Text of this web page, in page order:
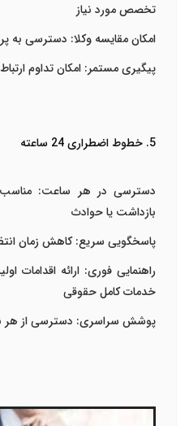
تخصص مورد نیاز
امکان مقایسه وکلا: دسترسی به
پیگیری مستمر: امکان تداوم
5. خطوط اضطراری 24 ساعته
دسترسی در هر ساعت: مناسب
بازداشت یا حوادث
پاسخگویی سریع: کاهش زمان
راهنمایی فوری: ارائه اقدامات
خدمات کامل حقوقی
پوشش سراسری: دسترسی از هر